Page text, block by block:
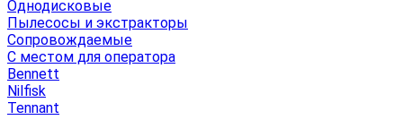
Однодисковые
Пылесосы и экстракторы
Сопровождаемые
С местом для оператора
Bennett
Nilfisk
Tennant